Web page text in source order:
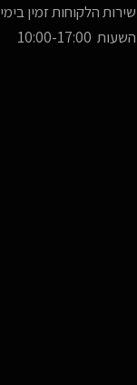
שירות הלקוחות זמין
השעות 10:00-17:00